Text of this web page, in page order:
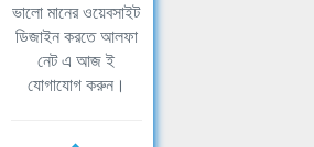
ভালো মানের ওয়েবসাইট
ডিজাইন করতে আলফা
নেট এ আজ ই
যোগাযোগ করুন।